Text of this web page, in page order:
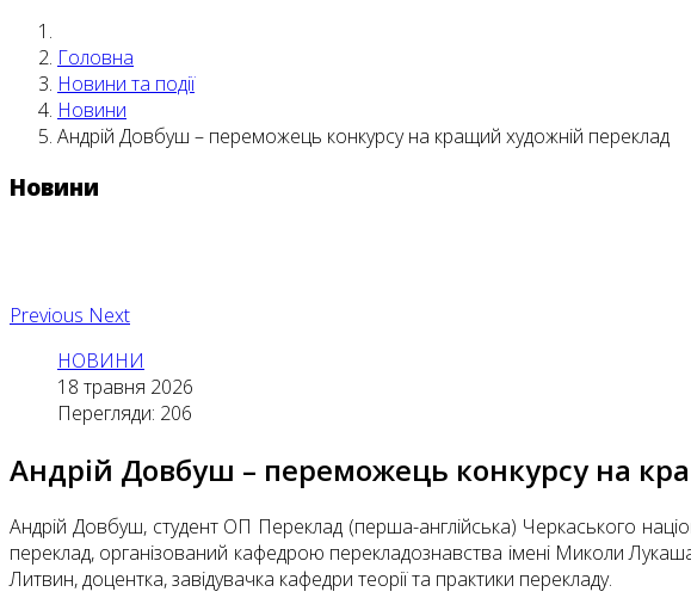
Головна
Новини та події
Новини
Андрій Довбуш – переможець конкурсу на кращий художній переклад
Новини
Previous Next
НОВИНИ
18 травня 2026
Перегляди: 206
Андрій Довбуш – переможець конкурсу на
Андрій Довбуш, студент ОП Переклад (перша-англійська) Черкаського
переклад, організований кафедрою перекладознавства імені Миколи
Литвин, доцентка, завідувачка кафедри теорії та практики перекладу.